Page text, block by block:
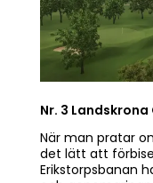
Nr. 3 Landskrona
När man pratar
det lätt att förbise
Erikstorpsbanan